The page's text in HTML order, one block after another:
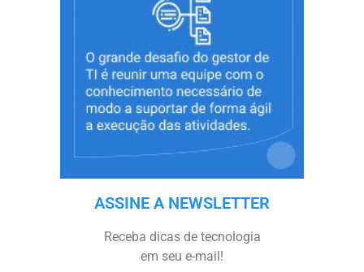
ASSINE A NEWSLETTER
Receba dicas de tecnologia
em seu e-mail!